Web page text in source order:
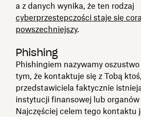
a z danych wynika, że ten rodzaj
cyberprzestępczości staje się
powszechniejszy.
Phishing
Phishingiem nazywamy
tym, że kontaktuje się z Tobą
przedstawiciela faktycznie
instytucji finansowej lub
Najczęściej celem tego kontaktu